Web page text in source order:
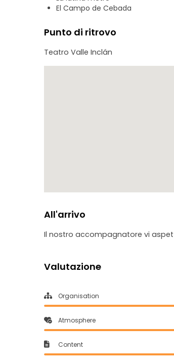
El Campo de Cebada
Punto di ritrovo
Teatro Valle Inclán
All'arrivo
Il nostro accompagnatore vi
Valutazione
Organisation
Atmosphere
Content